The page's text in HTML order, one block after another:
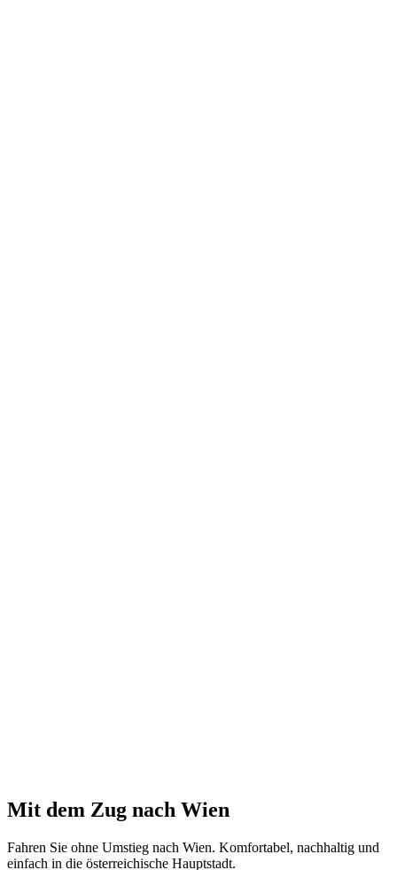
Mit dem Zug nach Wien
Fahren Sie ohne Umstieg nach Wien. Komfortabel, nachhaltig und
einfach in die österreichische Hauptstadt.